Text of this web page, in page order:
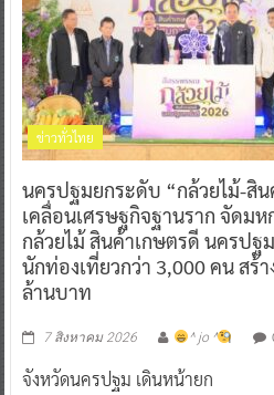
ข่าวทั่วไทย
นครปฐมยกระดับ “กล้วยไม้-สิ
เคลื่อนเศรษฐกิจฐานราก จัดม
กล้วยไม้ สินค้าเกษตรดี นครปฐ
นักท่องเที่ยวกว่า 3,000 คน สร้า
ล้านบาท
7 สิงหาคม 2026 ^ jo ^
จังหวัดนครปฐม เดินหน้ายก